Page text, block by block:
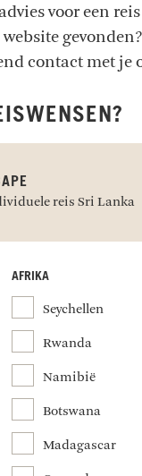
voor een
contact met je
reis Sri Lanka
AFRIKA
Seychellen
Rwanda
Namibië
Botswana
Madagascar